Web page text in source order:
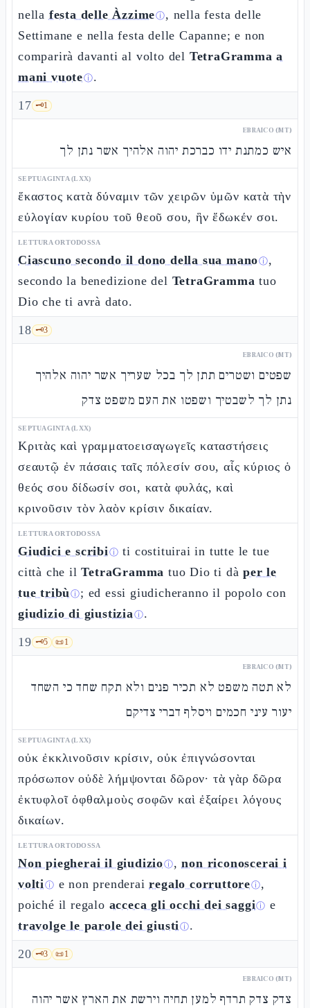
nella festa delle Àzzimeⓘ, nella festa delle
Settimane e nella festa delle Capanne; e non
comparirà davanti al volto del TetraGramma a
mani vuoteⓘ.
17 🗝️1
EBRAICO (MT)
איש כמתנת ידו כברכת יהוה אלהיך אשר נתן לך
SEPTUAGINTA (LXX)
ἕκαστος κατὰ δύναμιν τῶν χειρῶν ὑμῶν κατὰ τὴν
εὐλογίαν κυρίου τοῦ θεοῦ σου, ἣν ἔδωκέν σοι.
LETTURA ORTODOSSA
Ciascuno secondo il dono della sua manoⓘ,
secondo la benedizione del TetraGramma tuo
Dio che ti avrà dato.
18 🗝️3
EBRAICO (MT)
שפטים ושטרים תתן לך בכל שעריך אשר יהוה אלהיך
נתן לך לשבטיך ושפטו את העם משפט צדק
SEPTUAGINTA (LXX)
Κριτὰς καὶ γραμματοεισαγωγεῖς καταστήσεις
σεαυτῷ ἐν πάσαις ταῖς πόλεσίν σου, αἷς κύριος ὁ
θεός σου δίδωσίν σοι, κατὰ φυλάς, καὶ
κρινοῦσιν τὸν λαὸν κρίσιν δικαίαν.
LETTURA ORTODOSSA
Giudici e scribiⓘ ti costituirai in tutte le tue
città che ilTetraGramma tuo Dio ti dàper le
tue tribùⓘ; ed essi giudicheranno il popolo con
giudizio di giustiziaⓘ.
19 🗝️5 📜1
EBRAICO (MT)
לא תטה משפט לא תכיר פנים ולא תקח שחד כי השחד
יעור עיני חכמים ויסלף דברי צדיקם
SEPTUAGINTA (LXX)
οὐκ ἐκκλινοῦσιν κρίσιν, οὐκ ἐπιγνώσονται
πρόσωπον οὐδὲ λήμψονται δῶρον· τὰ γὰρ δῶρα
ἐκτυφλοῖ ὀφθαλμοὺς σοφῶν καὶ ἐξαίρει λόγους
δικαίων.
LETTURA ORTODOSSA
Non piegherai il giudizioⓘ,non riconoscerai i
voltiⓘ e non prenderairegalo corruttoreⓘ,
poiché il regalo acceca gli occhi dei saggiⓘ e
travolge le parole dei giustiⓘ.
20 🗝️3 📜1
EBRAICO (MT)
צדק צדק תרדף למען תחיה וירשת את הארץ אשר יהוה